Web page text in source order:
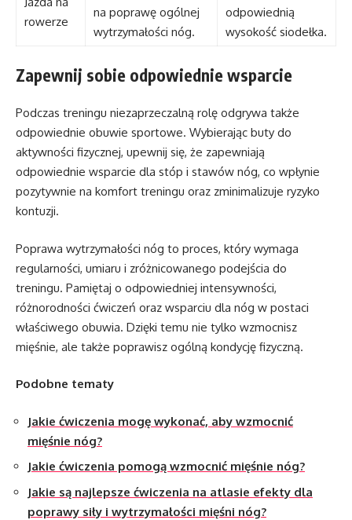
rowerze
na poprawę ogólnej
wytrzymałości nóg.
odpowiednią
wysokość siodełka.
Zapewnij sobie odpowiednie wsparcie
Podczas treningu niezaprzeczalną rolę odgrywa także
odpowiednie obuwie sportowe. Wybierając buty do
aktywności fizycznej, upewnij się, że zapewniają
odpowiednie wsparcie dla stóp i stawów nóg, co wpłynie
pozytywnie na komfort treningu oraz zminimalizuje ryzyko
kontuzji.
Poprawa wytrzymałości nóg to proces, który wymaga
regularności, umiaru i zróżnicowanego podejścia do
treningu. Pamiętaj o odpowiedniej intensywności,
różnorodności ćwiczeń oraz wsparciu dla nóg w postaci
właściwego obuwia. Dzięki temu nie tylko wzmocnisz
mięśnie, ale także poprawisz ogólną kondycję fizyczną.
Podobne tematy
Jakie ćwiczenia mogę wykonać, aby wzmocnić
mięśnie nóg?
Jakie ćwiczenia pomogą wzmocnić mięśnie nóg?
Jakie są najlepsze ćwiczenia na atlasie efekty dla
poprawy siły i wytrzymałości mięśni nóg?